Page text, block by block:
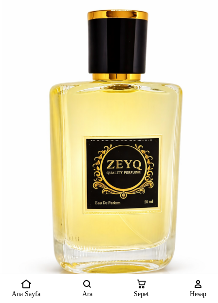
Ana Sayfa Ara Sepet Hesap